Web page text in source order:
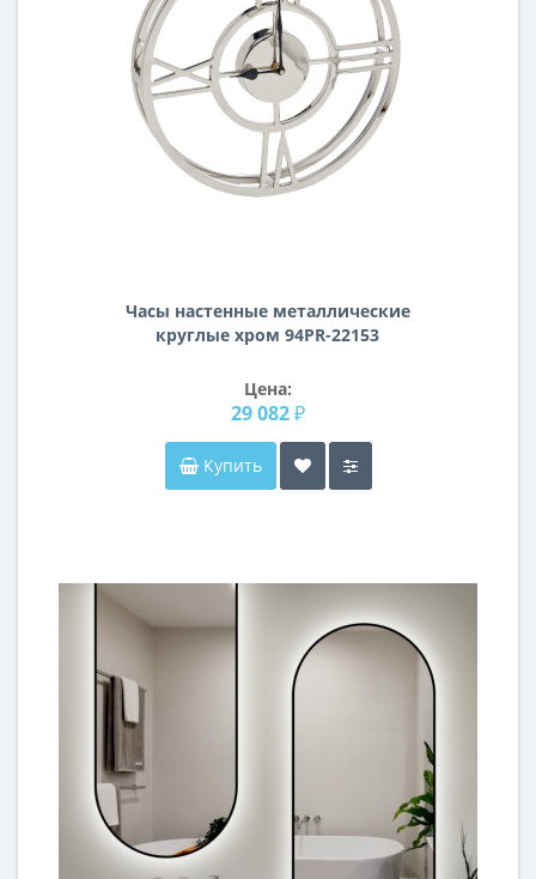
Часы настенные металлические
круглые хром 94PR-22153
Цена:
29 082 ₽
Купить